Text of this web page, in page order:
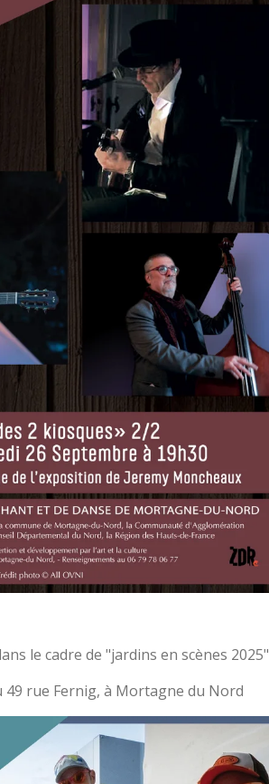
le cadre de "jardins en scènes 2025"
49 rue Fernig, à Mortagne du Nord